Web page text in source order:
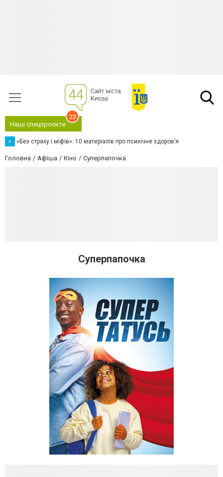
Наші спецпроєкти
23
« «Без страху і міфів»: 10 матеріалів про психічне здоров’я
Головна Афіша Кіно Суперпапочка
Суперпапочка